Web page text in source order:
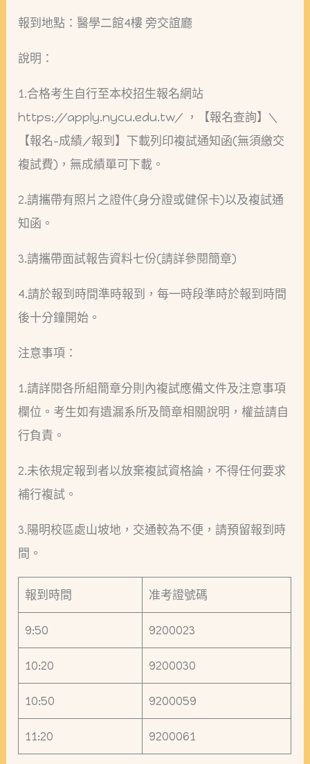
報到地點：醫學二館4樓 旁交誼廳
說明：
1.合格考生自行至本校招生報名網站
https://apply.nycu.edu.tw/ ，【報名查詢】\
【報名-成績/報到】下載列印複試通知函(無須繳交
複試費)，無成績單可下載。
2.請攜帶有照片之證件(身分證或健保卡)以及複試通
知函。
3.請攜帶面試報告資料七份(請詳參閱簡章)
4.請於報到時間準時報到，每一時段準時於報到時間
後十分鐘開始。
注意事項：
1.請詳閱各所組簡章分則內複試應備文件及注意事項
欄位。考生如有遺漏系所及簡章相關說明，權益請自
行負責。
2.未依規定報到者以放棄複試資格論，不得任何要求
補行複試。
3.陽明校區處山坡地，交通較為不便，請預留報到時
間。
報到時間 准考證號碼
9:50 9200023
10:20 9200030
10:50 9200059
11:20 9200061
告